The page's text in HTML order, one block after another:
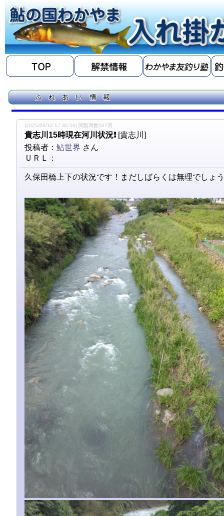
(2025/06/12 17:36:56) 閲覧回数507回
貴志川15時現在河川状況❗[貴志川]
投稿者： 鮎世界 さん
ＵＲＬ：
久保田橋上下の状況です！まだしばらくは無理でしょ